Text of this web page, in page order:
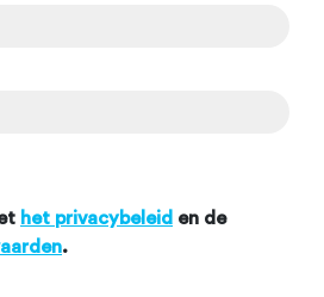
het privacybeleid en de
.